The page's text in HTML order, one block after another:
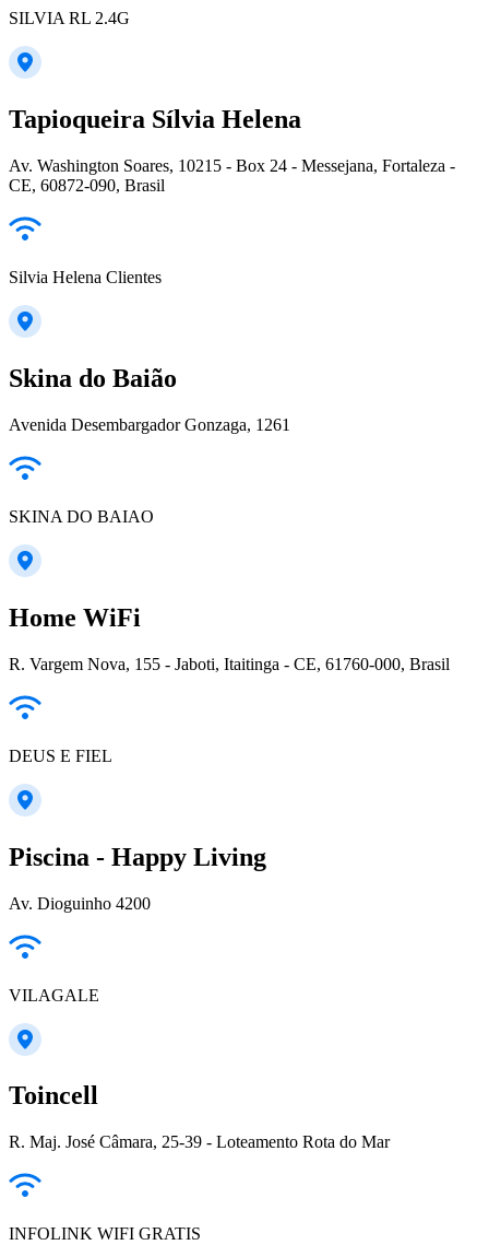
SILVIA RL 2.4G
Tapioqueira Sílvia Helena
Av. Washington Soares, 10215 - Box 24 - Messejana, Fortaleza -
CE, 60872-090, Brasil
Silvia Helena Clientes
Skina do Baião
Avenida Desembargador Gonzaga, 1261
SKINA DO BAIAO
Home WiFi
R. Vargem Nova, 155 - Jaboti, Itaitinga - CE, 61760-000, Brasil
DEUS E FIEL
Piscina - Happy Living
Av. Dioguinho 4200
VILAGALE
Toincell
R. Maj. José Câmara, 25-39 - Loteamento Rota do Mar
INFOLINK WIFI GRATIS